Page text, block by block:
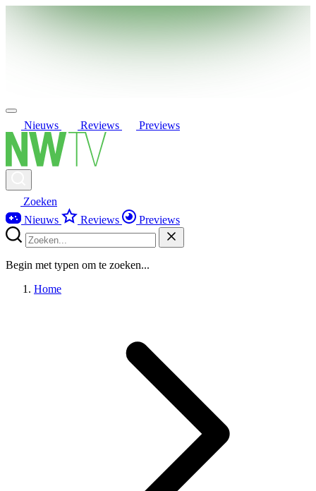
Nieuws Reviews Previews
Zoeken
Nieuws
Reviews Previews
Begin met typen om te zoeken...
Home